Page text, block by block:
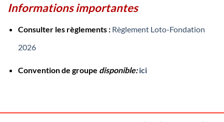
Informations importantes
Consulter les règlements : Règlement Loto-Fondation
2026
Convention de groupe disponible: ici